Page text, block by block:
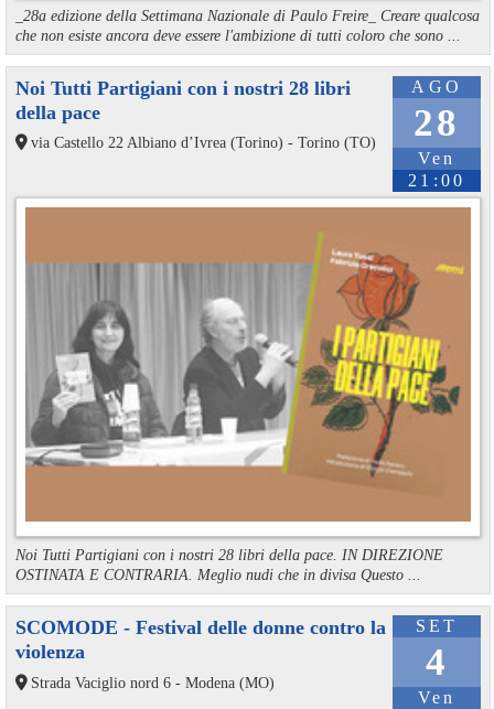
_28a edizione della Settimana Nazionale di Paulo Freire_ Creare qualcosa
che non esiste ancora deve essere l'ambizione di tutti coloro che sono ...
AGO
28
Ven
21:00
Noi Tutti Partigiani con i nostri 28 libri
della pace
via Castello 22 Albiano d’Ivrea (Torino) - Torino (TO)
Noi Tutti Partigiani con i nostri 28 libri della pace. IN DIREZIONE
OSTINATA E CONTRARIA. Meglio nudi che in divisa Questo ...
SET
4
Ven
SCOMODE - Festival delle donne contro la
violenza
Strada Vaciglio nord 6 - Modena (MO)